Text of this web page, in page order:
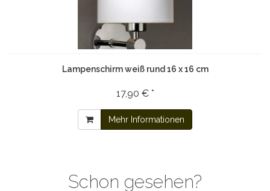
Lampenschirm weiß rund 16 x 16 cm
17,90 € *
Mehr Informationen
Schon gesehen?